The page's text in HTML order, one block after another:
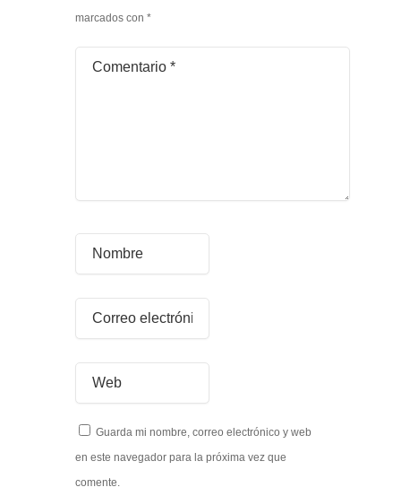
marcados con *
Guarda mi nombre, correo electrónico y web
en este navegador para la próxima vez que
comente.